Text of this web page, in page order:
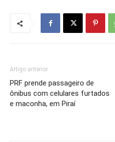
Artigo anterior
PRF prende passageiro de
ônibus com celulares furtados
e maconha, em Piraí